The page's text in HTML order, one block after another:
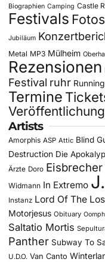
Biographien Camping Castle
Festivals Fotos
Jubiläum
Metal MP3 Mülheim
Rezensionen
Festival ruhr
Termine
Artists
Amorphis ASP Attic Blind
Destruction Die
Ärzte Doro Eisbrecher
Widmann In Extremo
Instanz Lord Of The
Motorjesus Obituary
Saltatio Mortis
Panther Subway To
U.D.O. Van Canto